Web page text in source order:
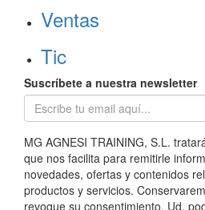
Ventas
Tic
Suscríbete a nuestra newsletter
MG AGNESI TRAINING, S.L.
que nos facilita para remitirle
novedades, ofertas y contenidos
productos y servicios.
revoque su consentimiento. Ud.